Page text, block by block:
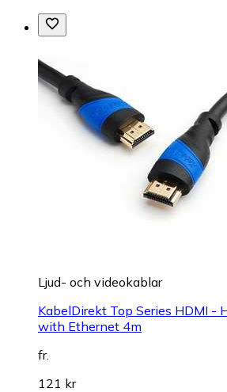
Ljud- och videokablar
KabelDirekt Top Series HDMI -
with Ethernet 4m
fr.
121 kr